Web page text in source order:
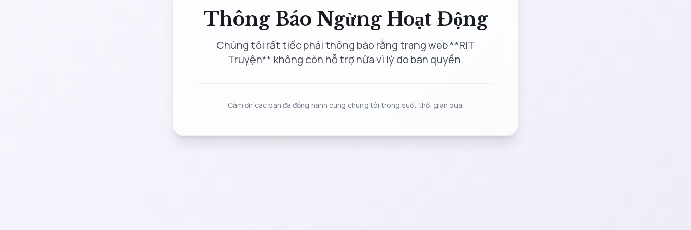
Thông Báo Ngừng Hoạt Động
Chúng tôi rất tiếc phải thông báo rằng trang web **RIT
Truyện** không còn hỗ trợ nữa vì lý do bản quyền.
Cảm ơn các bạn đã đồng hành cùng chúng tôi trong suốt thời gian qua.